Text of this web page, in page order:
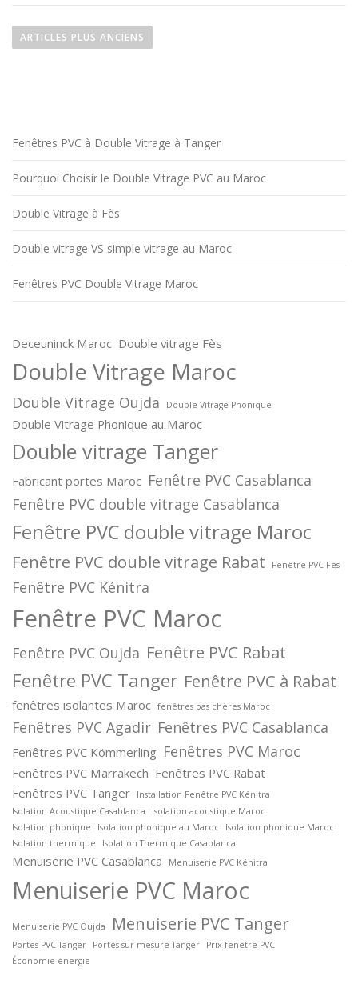
a
t
o
d
e
a
i
c
e
s
ARTICLES PLUS ANCIENS
Fenêtres PVC à Double Vitrage à Tanger
Pourquoi Choisir le Double Vitrage PVC au Maroc
Double Vitrage à Fès
Double vitrage VS simple vitrage au Maroc
Fenêtres PVC Double Vitrage Maroc
Deceuninck Maroc Double vitrage Fès
Double Vitrage Maroc
Double Vitrage Oujda Double Vitrage Phonique
Double Vitrage Phonique au Maroc
Double vitrage Tanger
Fabricant portes Maroc Fenêtre PVC Casablanca
Fenêtre PVC double vitrage Casablanca
Fenêtre PVC double vitrage Maroc
Fenêtre PVC double vitrage Rabat Fenêtre PVC Fès
Fenêtre PVC Kénitra
Fenêtre PVC Maroc
Fenêtre PVC Oujda Fenêtre PVC Rabat
Fenêtre PVC Tanger Fenêtre PVC à Rabat
fenêtres isolantes Maroc fenêtres pas chères Maroc
Fenêtres PVC Agadir Fenêtres PVC Casablanca
Fenêtres PVC Kömmerling Fenêtres PVC Maroc
Fenêtres PVC Marrakech Fenêtres PVC Rabat
Fenêtres PVC Tanger
Installation Fenêtre PVC Kénitra
Isolation Acoustique Casablanca
Isolation acoustique Maroc
Isolation phonique
Isolation phonique au Maroc
Isolation phonique Maroc
Isolation thermique
Isolation Thermique Casablanca
Menuiserie PVC Casablanca Menuiserie PVC Kénitra
Menuiserie PVC Maroc
Menuiserie PVC Oujda Menuiserie PVC Tanger
Portes PVC Tanger Portes sur mesure Tanger
Prix fenêtre PVC
Économie énergie